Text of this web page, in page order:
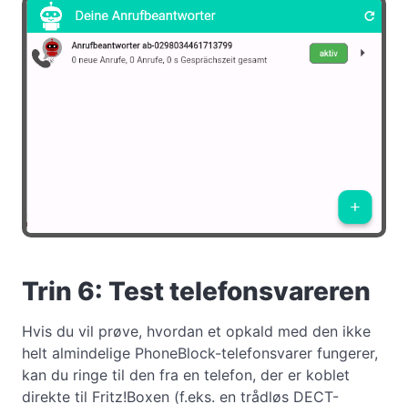
Trin 6: Test telefonsvareren
Hvis du vil prøve, hvordan et opkald med den ikke
helt almindelige PhoneBlock-telefonsvarer fungerer,
kan du ringe til den fra en telefon, der er koblet
direkte til Fritz!Boxen (f.eks. en trådløs DECT-